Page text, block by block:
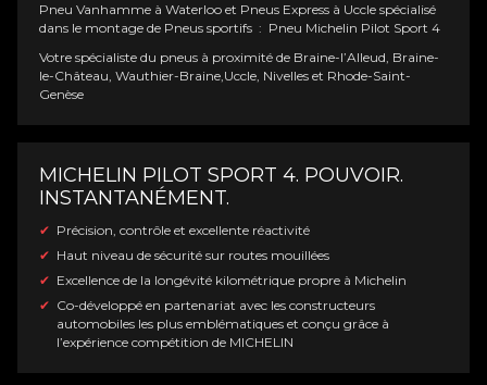
Pneu Vanhamme à Waterloo et Pneus Express à Uccle spécialisé
dans le montage de Pneus sportifs : Pneu Michelin Pilot Sport 4
Votre spécialiste du pneus à proximité de Braine-l’Alleud, Braine-
le-Château, Wauthier-Braine,Uccle, Nivelles et Rhode-Saint-
Genèse
MICHELIN PILOT SPORT 4. POUVOIR.
INSTANTANÉMENT.
Précision, contrôle et excellente réactivité
Haut niveau de sécurité sur routes mouillées
Excellence de la longévité kilométrique propre à Michelin
Co-développé en partenariat avec les constructeurs
automobiles les plus emblématiques et conçu grâce à
l’expérience compétition de MICHELIN